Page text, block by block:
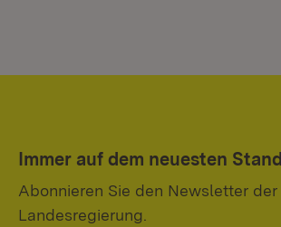
Immer auf dem neuesten Stand
Abonnieren Sie den Newsletter der
Landesregierung.